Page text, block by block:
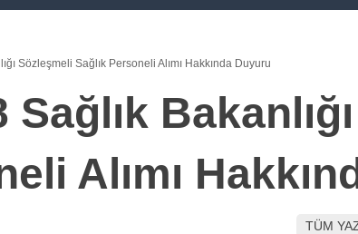
Sözleşmeli Sağlık Personeli Alımı Hakkında Duyuru
Sağlık
Alımı
TÜM